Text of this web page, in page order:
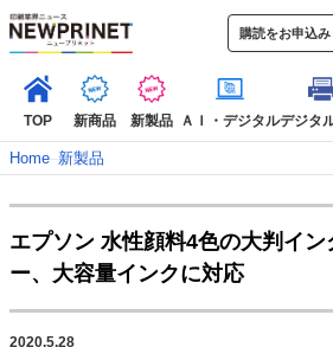
購読をお申込み
TOP 新商品 新製品 ＡＩ・デジタルデジタ
TOP
新着記事 特集記事
インタビュー
コレクション
Home–新製品
エプソン 水性顔料4色の大判イ
ー、大容量インクに対応
2020.5.28